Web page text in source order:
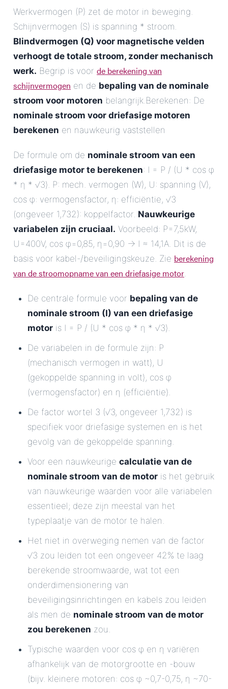
Werkvermogen (P) zet de motor in beweging.
Schijnvermogen (S) is spanning * stroom.
Blindvermogen (Q) voor magnetische velden
verhoogt de totale stroom, zonder mechanisch
werk. Begrip is voor de berekening van
schijnvermogen en de bepaling van de nominale
stroom voor motoren belangrijk.Berekenen: De
nominale stroom voor driefasige motoren
berekenen en nauwkeurig vaststellen
De formule om de nominale stroom van een
driefasige motor te berekenen: I = P / (U * cos φ
* η * √3). P: mech. vermogen (W), U: spanning (V),
cos φ: vermogensfactor, η: efficiëntie, √3
(ongeveer 1,732): koppelfactor. Nauwkeurige
variabelen zijn cruciaal. Voorbeeld: P=7,5kW,
U=400V, cos φ=0,85, η=0,90 -> I ≈ 14,1A. Dit is de
basis voor kabel-/beveiligingskeuze. Zie berekening
van de stroomopname van een driefasige motor.
De centrale formule voor bepaling van de
nominale stroom (I) van een driefasige
motor is I = P / (U * cos φ * η * √3).
De variabelen in de formule zijn: P
(mechanisch vermogen in watt), U
(gekoppelde spanning in volt), cos φ
(vermogensfactor) en η (efficiëntie).
De factor wortel 3 (√3, ongeveer 1,732) is
specifiek voor driefasige systemen en is het
gevolg van de gekoppelde spanning.
Voor een nauwkeurige calculatie van de
nominale stroom van de motor is het gebruik
van nauwkeurige waarden voor alle variabelen
essentieel; deze zijn meestal van het
typeplaatje van de motor te halen.
Het niet in overweging nemen van de factor
√3 zou leiden tot een ongeveer 42% te laag
berekende stroomwaarde, wat tot een
onderdimensionering van
beveiligingsinrichtingen en kabels zou leiden
als men de nominale stroom van de motor
zou berekenen zou.
Typische waarden voor cos φ en η variëren
afhankelijk van de motorgrootte en -bouw
(bijv. kleinere motoren: cos φ ~0,7-0,75, η ~70-